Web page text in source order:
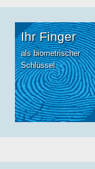
Ihr Finger
als biometrischer
Schlüssel